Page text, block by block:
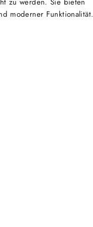
moderner Funktionalität.